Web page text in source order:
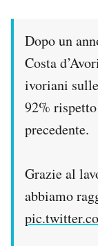
Dopo un
Costa
ivoriani
92%
precedente.
Grazie al
abbiamo